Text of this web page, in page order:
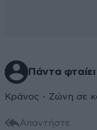
Πάντα
Κράνος - Ζώνη σε
Απαντήστε